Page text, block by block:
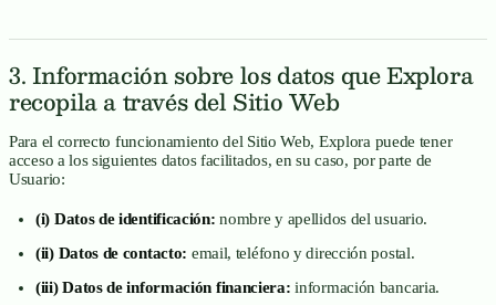
3. Información sobre los datos que Explora
recopila a través del Sitio Web
Para el correcto funcionamiento del Sitio Web, Explora puede tener
acceso a los siguientes datos facilitados, en su caso, por parte de
Usuario:
(i) Datos de identificación: nombre y apellidos del usuario.
(ii) Datos de contacto: email, teléfono y dirección postal.
(iii) Datos de información financiera: información bancaria.